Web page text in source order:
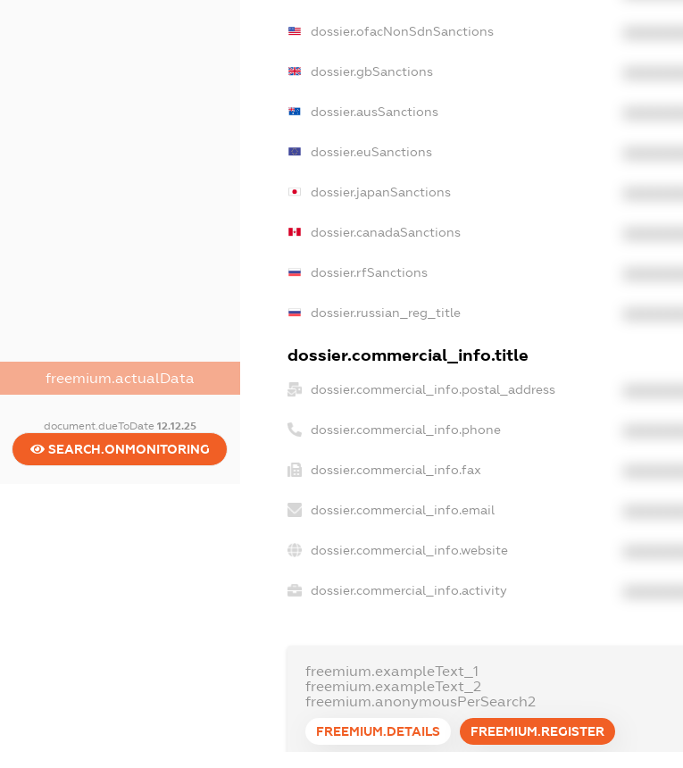
freemium.actualData
document.dueToDate 12.12.25
SEARCH.ONMONITORING
dossier.ofacNonSdnSanctions
dossier.gbSanctions
dossier.ausSanctions
dossier.euSanctions
dossier.japanSanctions
dossier.canadaSanctions
dossier.rfSanctions
dossier.russian_reg_title
dossier.commercial_info.title
dossier.commercial_info.postal_address
dossier.commercial_info.phone
dossier.commercial_info.fax
dossier.commercial_info.email
dossier.commercial_info.website
dossier.commercial_info.activity
freemium.exampleText_1
freemium.exampleText_2
freemium.anonymousPerSearch2
FREEMIUM.DETAILS FREEMIUM.REGISTER